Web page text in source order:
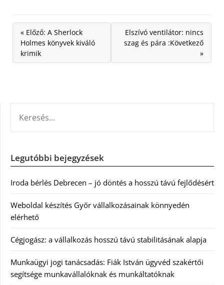
« Előző: A Sherlock
Holmes könyvek kiváló
krimik
Elszívó ventilátor: nincs
szag és pára :Következő
»
Legutóbbi bejegyzések
Iroda bérlés Debrecen – jó döntés a hosszú távú fejlődésért
Weboldal készítés Győr vállalkozásainak könnyedén
elérhető
Cégjogász: a vállalkozás hosszú távú stabilitásának alapja
Munkaügyi jogi tanácsadás: Fiák István ügyvéd szakértői
segítsége munkavállalóknak és munkáltatóknak